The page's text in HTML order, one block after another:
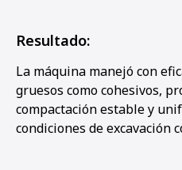
Resultado:
La máquina manejó con
gruesos como cohesivos,
compactación estable y
condiciones de excavación